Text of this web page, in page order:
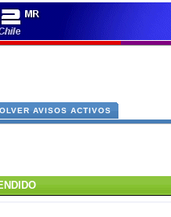
AVISOS ACTIVOS